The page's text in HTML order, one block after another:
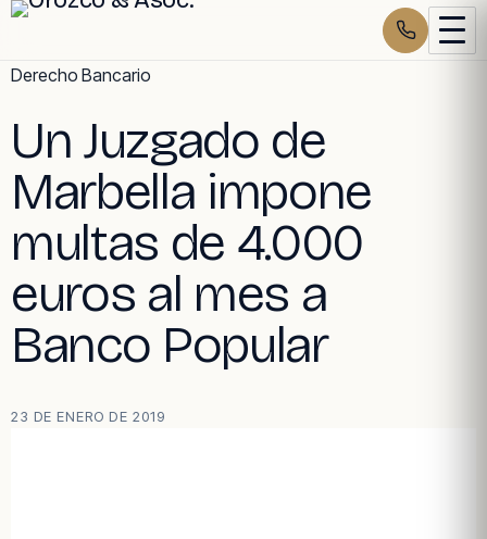
Skip
content
Derecho Bancario
Un Juzgado de
Marbella impone
multas de 4.000
euros al mes a
Banco Popular
23 DE ENERO DE 2019